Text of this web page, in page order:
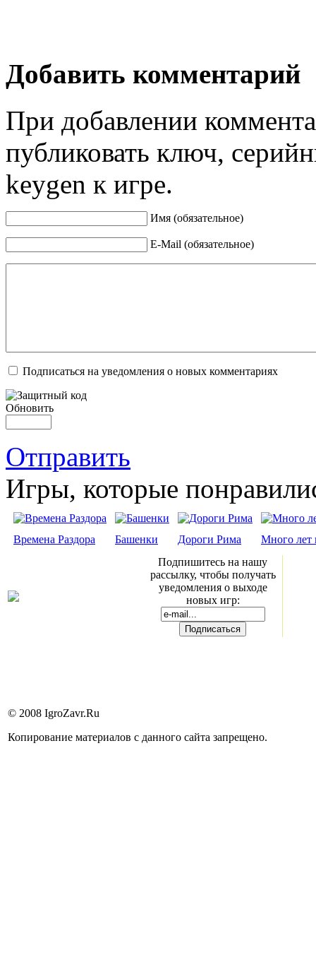
Добавить комментарий
При добавлении
публиковать ключ,
keygen к игре.
Имя (обязательное)
E-Mail (обязательное)
Подписаться на уведомления о новых комментариях
Обновить
Отправить
Игры, которые
Времена Раздора Башенки Дороги Рима
Много лет
Подпишитесь на нашу
рассылку, чтобы получать
уведомления о выходе
новых игр:
© 2008 IgroZavr.Ru
Копирование материалов с данного сайта запрещено.